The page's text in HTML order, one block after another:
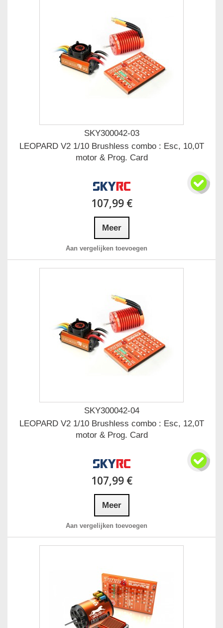
SKY300042-03
LEOPARD V2 1/10 Brushless combo : Esc, 10,0T
motor & Prog. Card
107,99 €
Meer
Aan vergelijken toevoegen
SKY300042-04
LEOPARD V2 1/10 Brushless combo : Esc, 12,0T
motor & Prog. Card
107,99 €
Meer
Aan vergelijken toevoegen